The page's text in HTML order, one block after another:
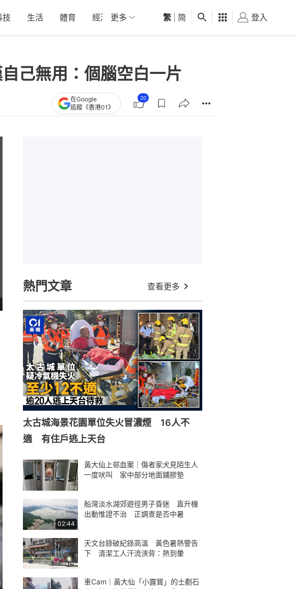
技 生活 體育 經濟 01深圳 觀點 健康 好食玩飛
更多 繁 简 登入
己無用：個腦空白一片
在Google
追蹤《香港01》
20
熱門文章 查看更多
太古城海景花園單位失火冒濃煙 16人不
適 有住戶逃上天台
黃大仙上邨血案｜傷者家犬見陌生人
一度吠叫 家中部分地面鋪膠墊
02:44
船灣淡水湖郊遊徑男子昏迷 直升機
出動惟證不治 正調查是否中暑
天文台錄破紀錄高溫 黃色暑熱警告
下 清潔工人汗流浹背：熱到暈
車Cam｜黃大仙「小露寳」的士剷石